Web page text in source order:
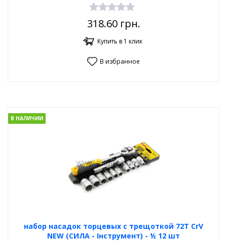
318.60грн.
Купить в 1 клик
В избранное
набор насадок торцевых с трещоткой 72Т CrV
NEW (СИЛА - Інструмент) - ½ 12 шт
В НАЛИЧИИ